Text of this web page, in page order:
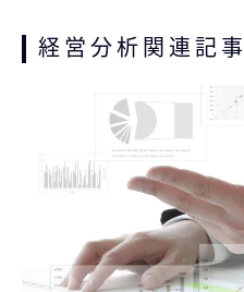
経営分析関連記事